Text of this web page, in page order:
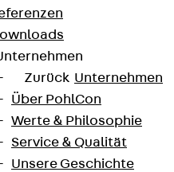
Zurück Unternehmen
Über PohlCon
Werte & Philosophie
Service & Qualität
Unsere Geschichte